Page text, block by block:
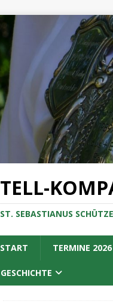
TELL-
ST. SEBASTIANUS
START TERMINE 2026
GESCHICHTE